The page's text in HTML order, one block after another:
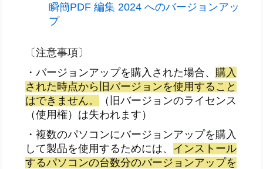
瞬簡PDF 編集 2024 へのバージョンアッ
プ
〔注意事項〕
・バージョンアップを購入された場合、 購入
された時点から旧バージョンを使用すること
はできません。
（旧バージョンのライセンス
（使用権）は失われます）
・複数のパソコンにバージョンアップを購入
して製品を使用するためには、 インストール
するパソコンの台数分のバージョンアップを